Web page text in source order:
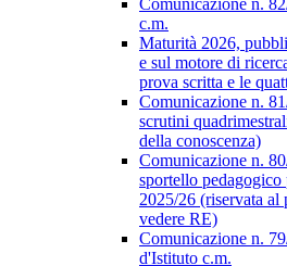
Comunicazione n.
c.m.
Maturità 2026,
e sul motore di
prova scritta e le
Comunicazione n.
scrutini
della conoscenza)
Comunicazione n.
sportello
2025/26 (riservata al
vedere RE)
Comunicazione n.
d'Istituto c.m.